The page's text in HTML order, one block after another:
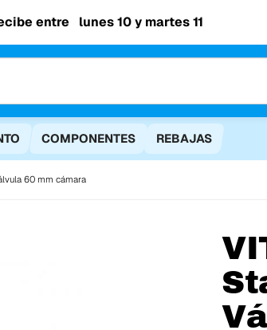
entre lunes 10 y martes 11
COMPONENTES REBAJAS
60 mm cámara